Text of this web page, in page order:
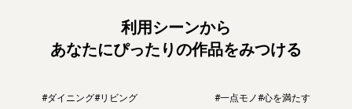
利用シーンから
あなたにぴったりの作品をみつける
#ダイニング#リビング #一点モノ#心を満たす